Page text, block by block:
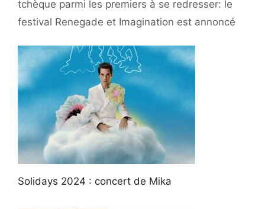
tchèque parmi les premiers à se redresser: le
festival Renegade et Imagination est annoncé
Solidays 2024 : concert de Mika